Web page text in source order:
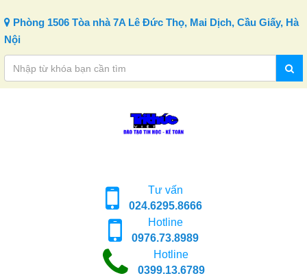
Phòng 1506 Tòa nhà 7A Lê Đức Thọ, Mai Dịch, Cầu Giấy, Hà
Nội
Tư vấn
024.6295.8666
Hotline
0976.73.8989
Hotline
0399.13.6789